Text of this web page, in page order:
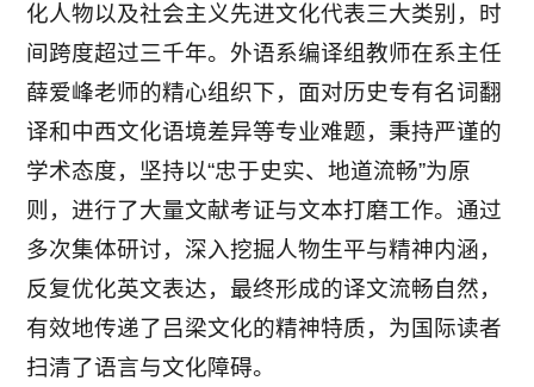
化人物以及社会主义先进文化代表三大类别，时
间跨度超过三千年。外语系编译组教师在系主任
薛爱峰老师的精心组织下，面对历史专有名词翻
译和中西文化语境差异等专业难题，秉持严谨的
学术态度，坚持以“忠于史实、地道流畅”为原
则，进行了大量文献考证与文本打磨工作。通过
多次集体研讨，深入挖掘人物生平与精神内涵，
反复优化英文表达，最终形成的译文流畅自然，
有效地传递了吕梁文化的精神特质，为国际读者
扫清了语言与文化障碍。